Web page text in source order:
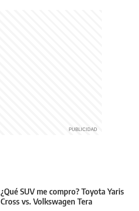
¿Qué SUV me compro? Toyota Yaris
Cross vs. Volkswagen Tera